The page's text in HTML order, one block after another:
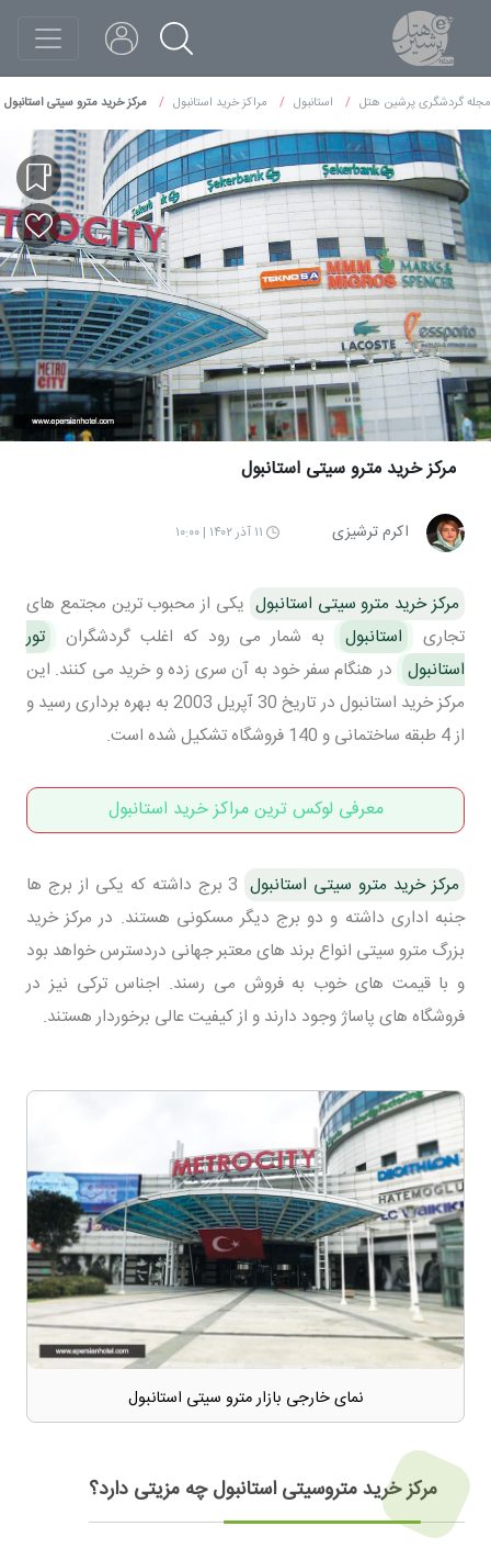
مجله گردشگری پرشین هتل استانبول مراکز خرید استانبول مرکز خرید مترو سیتی استانبول
مرکز خرید مترو سیتی استانبول
اکرم ترشیزی ۱۱ آذر ۱۴۰۲ | ۱۰:۰۰
مرکز خرید مترو سیتی استانبول یکی از محبوب ترین مجتمع های
تجاری
استانبول به شمار می رود که اغلب گردشگران
تور
استانبول در هنگام سفر خود به آن سری زده و خرید می کنند. این
مرکز خرید استانبول در تاریخ 30 آپریل 2003 به بهره برداری رسید و
از 4 طبقه ساختمانی و 140 فروشگاه تشکیل شده است.
معرفی لوکس ترین مراکز خرید استانبول
مرکز خرید مترو سیتی استانبول
3 برج داشته که یکی از برج ها
جنبه اداری داشته و دو برج دیگر مسکونی هستند. در مرکز خرید
بزرگ مترو سیتی انواع برند های معتبر جهانی دردسترس خواهد بود
و با قیمت های خوب به فروش می رسند. اجناس ترکی نیز در
فروشگاه های پاساژ وجود دارند و از کیفیت عالی برخوردار هستند.
نمای خارجی بازار مترو سیتی استانبول
مرکز خرید متروسیتی استانبول چه مزیتی دارد؟